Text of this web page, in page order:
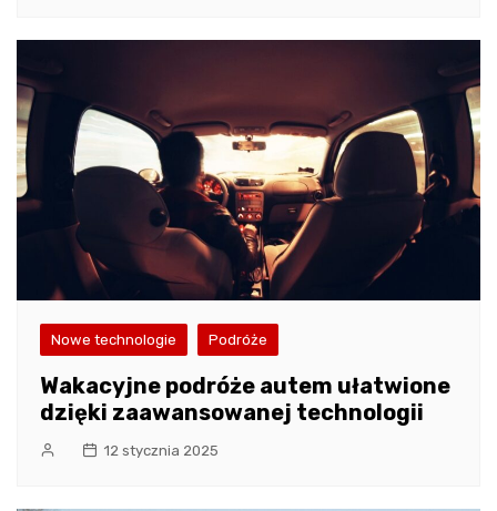
Nowe technologie Podróże
Wakacyjne podróże autem ułatwione
dzięki zaawansowanej technologii
12 stycznia 2025